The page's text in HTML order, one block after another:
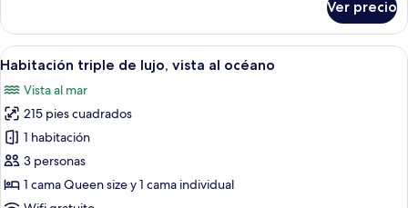
doble
estándar,
vista
océano
Ver precio
Abrir
todas
las
fotos
de
Habitación
triple
de
Un dormitorio con una cama, un
7
Habitación triple de lujo, vista al océano
Vista al mar
215 pies cuadrados
1 habitación
3 personas
1 cama Queen size y 1 cama individual